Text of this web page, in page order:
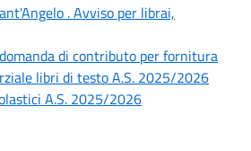
. Avviso per librai,
di contributo per fornitura
libri di testo A.S. 2025/2026
A.S. 2025/2026